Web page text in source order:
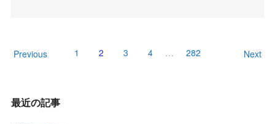
Previous 1 2 3 4 … 282 Next
最近の記事